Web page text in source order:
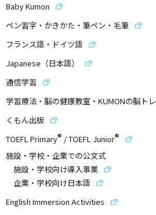
Baby Kumon
ペン習字・かきかた・筆ペン・毛筆
フランス語・ドイツ語
Japanese（日本語）
通信学習
学習療法・脳の健康教室・KUMONの脳トレ
くもん出版
TOEFL Primary® /TOEFL Junior®
施設・学校・企業での公文式
施設・学校向け導入事業
企業・学校向け日本語
English Immersion Activities